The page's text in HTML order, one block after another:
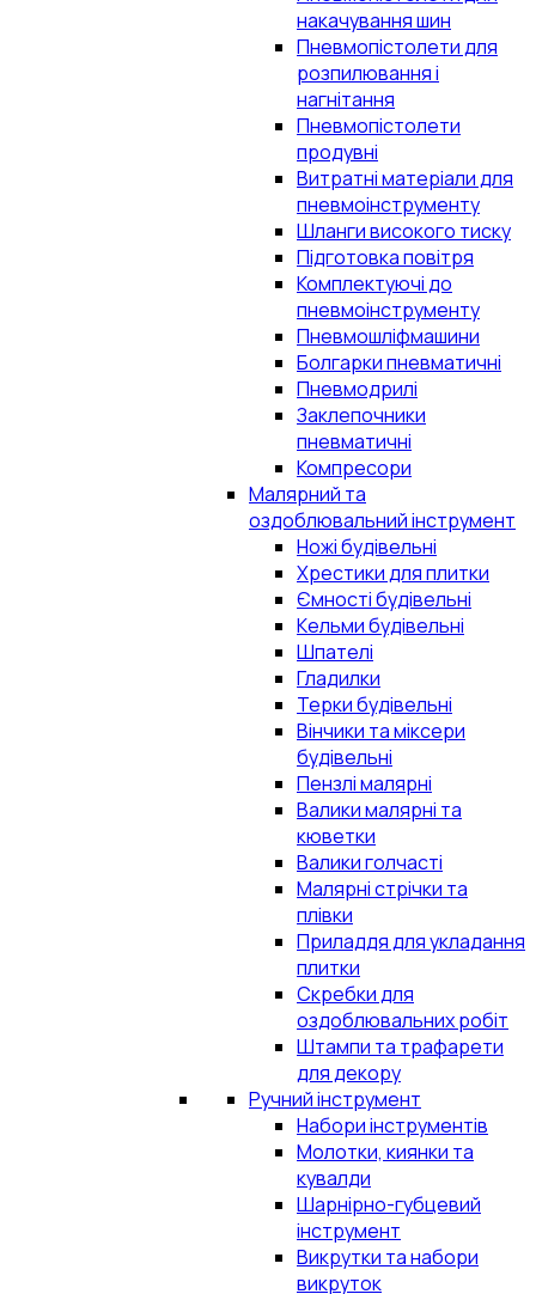
накачування шин
Пневмопістолети для
розпилювання і
нагнітання
Пневмопістолети
продувні
Витратні матеріали для
пневмоінструменту
Шланги високого тиску
Підготовка повітря
Комплектуючі до
пневмоінструменту
Пневмошліфмашини
Болгарки пневматичні
Пневмодрилі
Заклепочники
пневматичні
Компресори
Малярний та
оздоблювальний інструмент
Ножі будівельні
Хрестики для плитки
Ємності будівельні
Кельми будівельні
Шпателі
Гладилки
Терки будівельні
Вінчики та міксери
будівельні
Пензлі малярні
Валики малярні та
кюветки
Валики голчасті
Малярні стрічки та
плівки
Приладдя для укладання
плитки
Скребки для
оздоблювальних робіт
Штампи та трафарети
для декору
Ручний інструмент
Набори інструментів
Молотки, киянки та
кувалди
Шарнірно-губцевий
інструмент
Викрутки та набори
викруток